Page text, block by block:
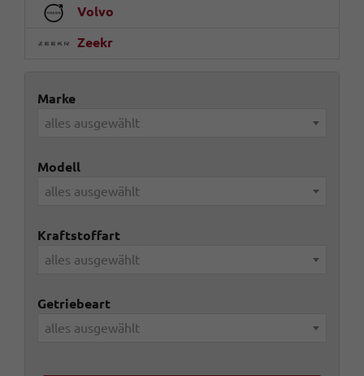
Volvo
Zeekr
Marke
alles ausgewählt
Modell
alles ausgewählt
Kraftstoffart
alles ausgewählt
Getriebeart
alles ausgewählt